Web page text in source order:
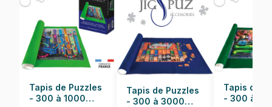
Nombre de pièces 1000 pièces
Dimensions 69 x 48 cm
Tapis de Puzzles
- 300 à 1000
Tapis de Puzzles
- 300 à 3000
Tapis de
- 300 à